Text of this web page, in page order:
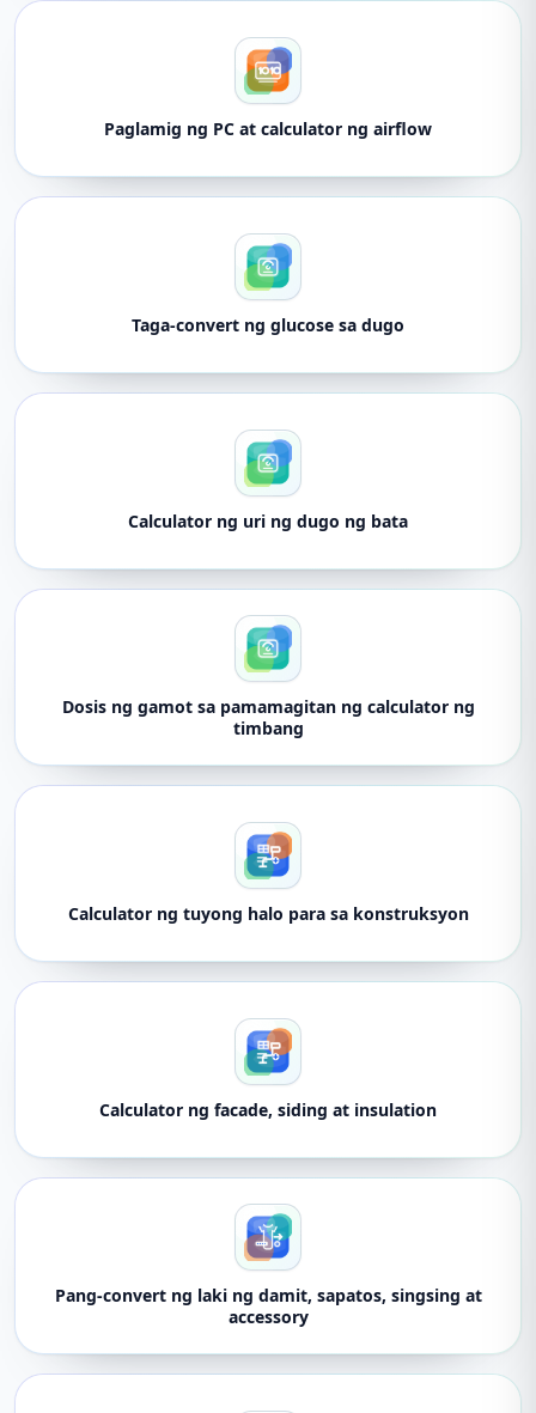
Paglamig ng PC at calculator ng airflow
Taga-convert ng glucose sa dugo
Calculator ng uri ng dugo ng bata
Dosis ng gamot sa pamamagitan ng calculator ng
timbang
Calculator ng tuyong halo para sa konstruksyon
Calculator ng facade, siding at insulation
Pang-convert ng laki ng damit, sapatos, singsing at
accessory